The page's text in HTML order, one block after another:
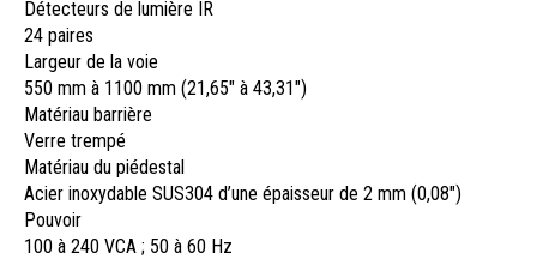
Détecteurs de lumière IR
24 paires
Largeur de la voie
550 mm à 1100 mm (21,65″ à 43,31″)
Matériau barrière
Verre trempé
Matériau du piédestal
Acier inoxydable SUS304 d’une épaisseur de 2 mm (0,08″)
Pouvoir
100 à 240 VCA ; 50 à 60 Hz